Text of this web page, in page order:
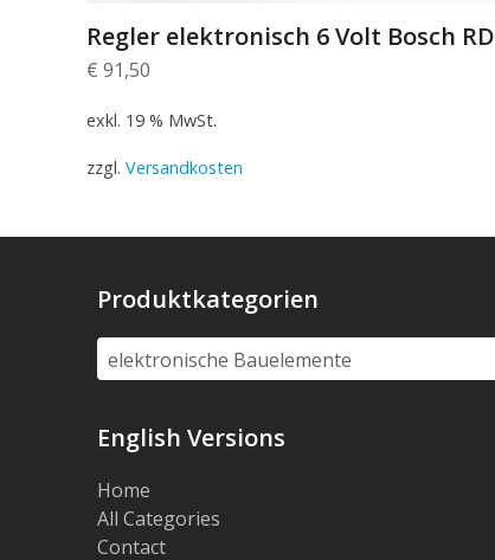
Regler elektronisch 6 Volt Bosch RD
€ 91,50
exkl. 19 % MwSt.
zzgl.Versandkosten
Produktkategorien
elektronische Bauelemente
English Versions
Home
All Categories
Contact